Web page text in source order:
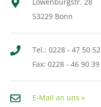
53229 Bonn
Tel.: 0228 - 47 50 52
Fax: 0228 - 46 90 39
E-Mail an uns »